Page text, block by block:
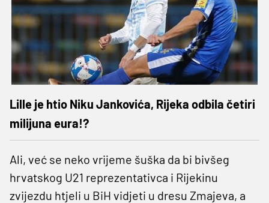
Lille je htio Niku Jankovića, Rijeka odbila četiri
milijuna eura!?
Ali, već se neko vrijeme šuška da bi bivšeg
hrvatskog U21 reprezentativca i Rijekinu
zvijezdu htjeli u BiH vidjeti u dresu Zmajeva, a